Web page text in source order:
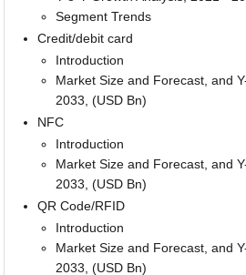
Segment Trends
Credit/debit card
Introduction
Market Size and Forecast, and
2033, (USD Bn)
NFC
Introduction
Market Size and Forecast, and
2033, (USD Bn)
QR Code/RFID
Introduction
Market Size and Forecast, and
2033, (USD Bn)